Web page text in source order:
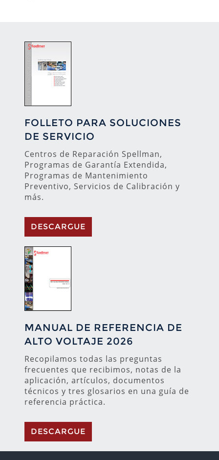
FOLLETO PARA SOLUCIONES
DE SERVICIO
Centros de Reparación Spellman,
Programas de Garantía Extendida,
Programas de Mantenimiento
Preventivo, Servicios de Calibración y
más.
DESCARGUE
MANUAL DE REFERENCIA DE
ALTO VOLTAJE 2026
Recopilamos todas las preguntas
frecuentes que recibimos, notas de la
aplicación, artículos, documentos
técnicos y tres glosarios en una guía de
referencia práctica.
DESCARGUE